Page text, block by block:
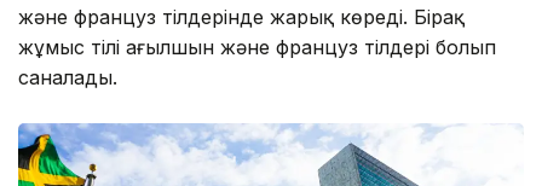
және француз тілдерінде жарық көреді. Бірақ
жұмыс тілі ағылшын және француз тілдері болып
саналады.